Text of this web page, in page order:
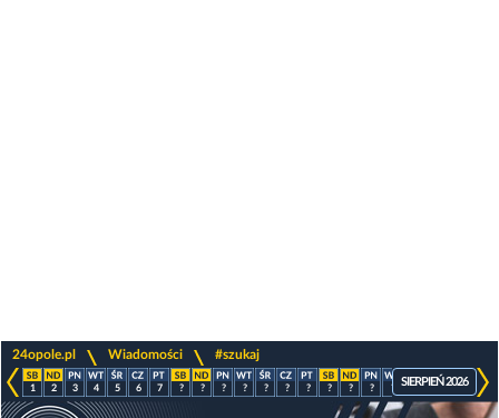
24opole.pl Wiadomości #szukaj
1 2 3 4 5 6 7 ? ? ? ? ? ? ? ? ? ? ? ? ? ?
SIERPIEŃ 2026